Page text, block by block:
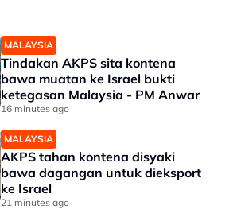
MALAYSIA
Tindakan AKPS sita kontena
bawa muatan ke Israel bukti
ketegasan Malaysia - PM Anwar
16 minutes ago
MALAYSIA
AKPS tahan kontena disyaki
bawa dagangan untuk dieksport
ke Israel
21 minutes ago